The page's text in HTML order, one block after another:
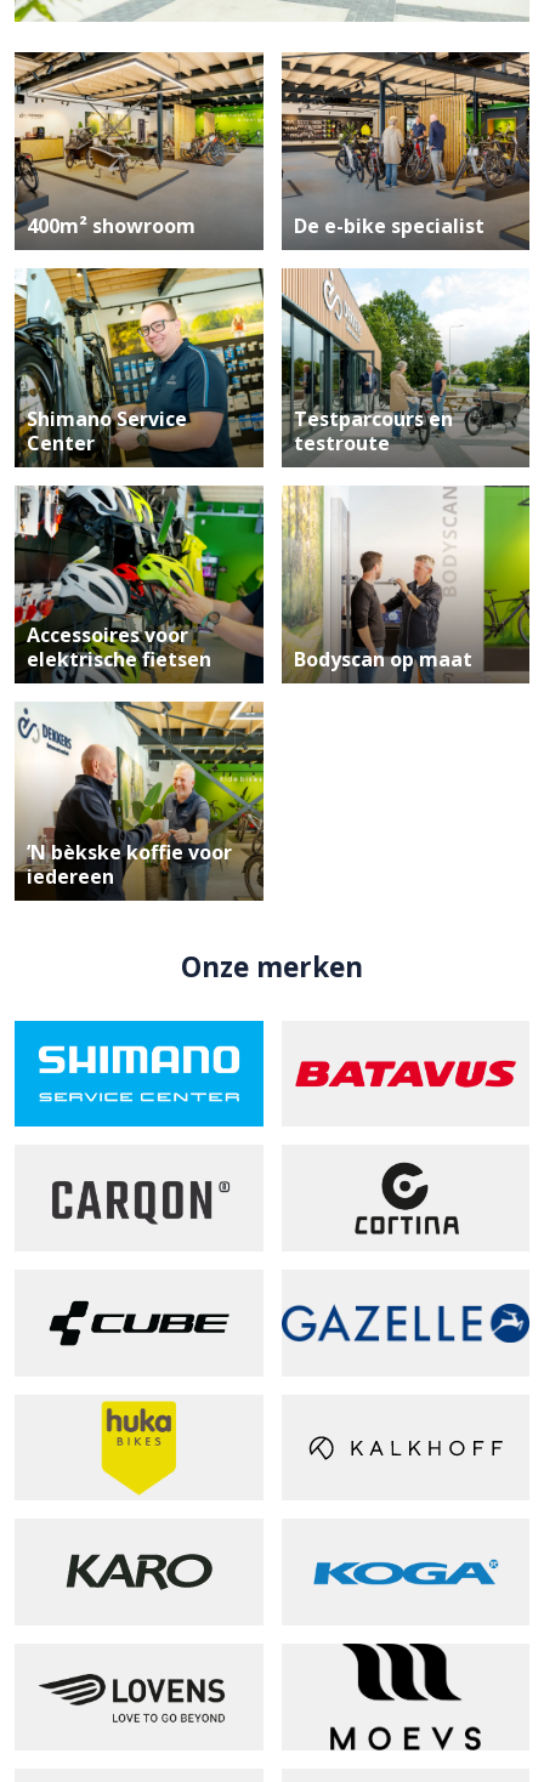
400m² showroom De e-bike specialist
Shimano Service
Center
Testparcours en
testroute
Accessoires voor
elektrische fietsen
Bodyscan op maat
’N bèkske koffie voor
iedereen
Onze merken